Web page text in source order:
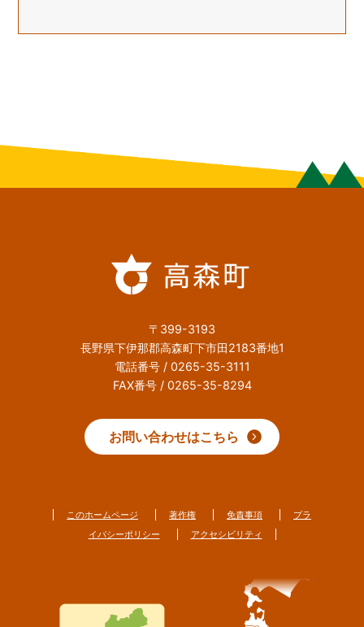
〒399-3193
長野県下伊那郡高森町下市田2183番地1
電話番号 / 0265-35-3111
FAX番号 / 0265-35-8294
お問い合わせはこちら
このホームページ 著作権 免責事項
プラ
イバシーポリシー
アクセシビリティ